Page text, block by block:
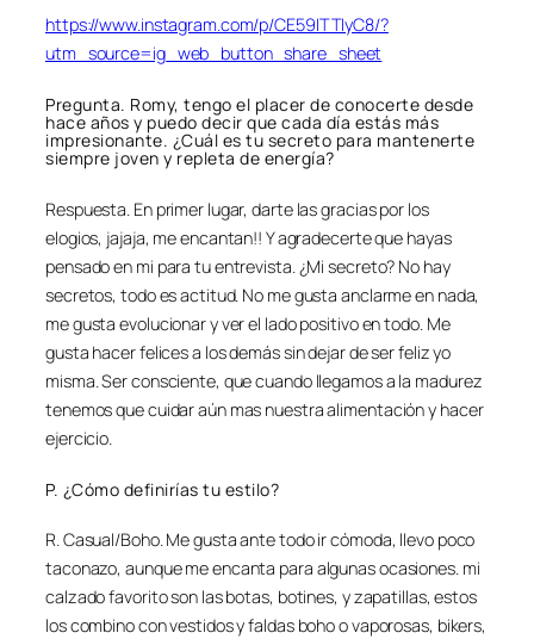
https://www.instagram.com/p/CE59ITTIyC8/?
utm_source=ig_web_button_share_sheet
Pregunta. Romy, tengo el placer de conocerte desde
hace años y puedo decir que cada día estás más
impresionante. ¿Cuál es tu secreto para mantenerte
siempre joven y repleta de energía?
Respuesta. En primer lugar, darte las gracias por los
elogios, jajaja, me encantan!! Y agradecerte que hayas
pensado en mi para tu entrevista. ¿Mi secreto? No hay
secretos, todo es actitud. No me gusta anclarme en nada,
me gusta evolucionar y ver el lado positivo en todo. Me
gusta hacer felices a los demás sin dejar de ser feliz yo
misma. Ser consciente, que cuando llegamos a la madurez
tenemos que cuidar aún mas nuestra alimentación y hacer
ejercicio.
P. ¿Cómo definirías tu estilo?
R. Casual/Boho. Me gusta ante todo ir cómoda, llevo poco
taconazo, aunque me encanta para algunas ocasiones. mi
calzado favorito son las botas, botines, y zapatillas, estos
los combino con vestidos y faldas boho o vaporosas, bikers,